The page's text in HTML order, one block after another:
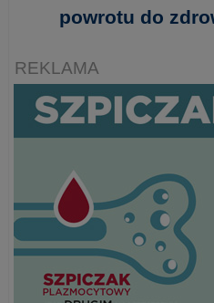
powrotu do
REKLAMA